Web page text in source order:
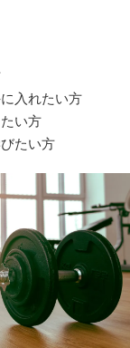
入れたい方
い方
たい方